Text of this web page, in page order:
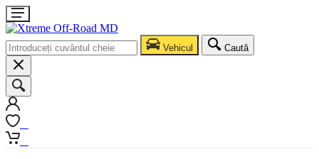
Vehicul Caută